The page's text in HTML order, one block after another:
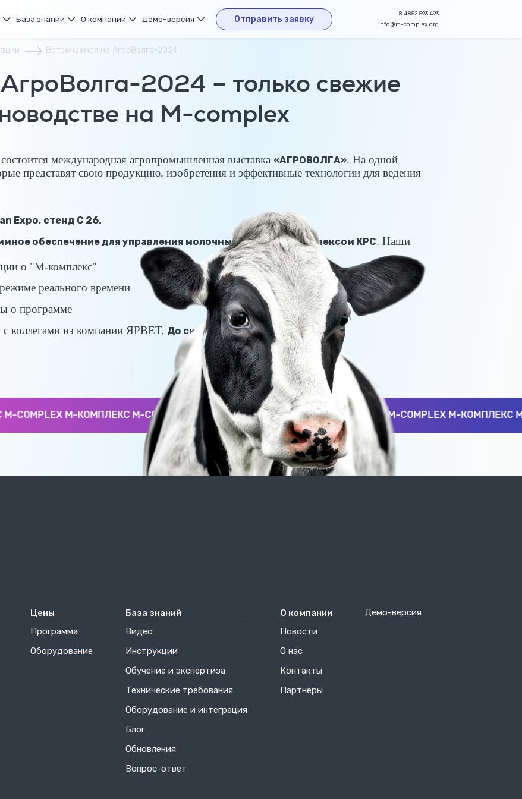
База знаний О компании Демо-версия Отправить заявку
8 4852 593 493
info@m-complex.org
Встречаемся на АгроВолга-2024
2024 – только свежие
на M-complex
международная агропромышленная выставка «АГРОВОЛГА». На одной
представят свою продукцию, изобретения и эффективные технологии для ведения
Expo, стенд С 26.
обеспечение для управления молочным и мясным комплексом КРС. Наши
о "М-комплекс"
реального времени
о программе
с коллегами из компании ЯРВЕТ. До скорой встречи!
М-КОМПЛЕКС M-COMPLEX М-КОМПЛЕКС M-COMPLEX М-КОМПЛЕКС M-COMPLEX М-КОМПЛЕКС M-
Цены
Программа
Оборудование
База знаний
Видео
Инструкции
Обучение и экспертиза
Технические требования
Оборудование и интеграция
Блог
Обновления
Вопрос-ответ
О компании
Новости
О нас
Контакты
Партнёры
Демо-версия